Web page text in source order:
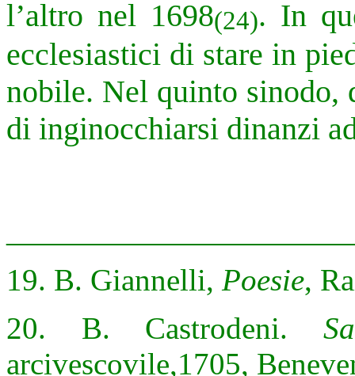
l’altro nel 1698(24). In
ecclesiastici di stare in
nobile. Nel quinto
di inginocchiarsi dinanzi
19. B. Giannelli, Poesie,
20. B. Castrodeni.
arcivescovile,1705,